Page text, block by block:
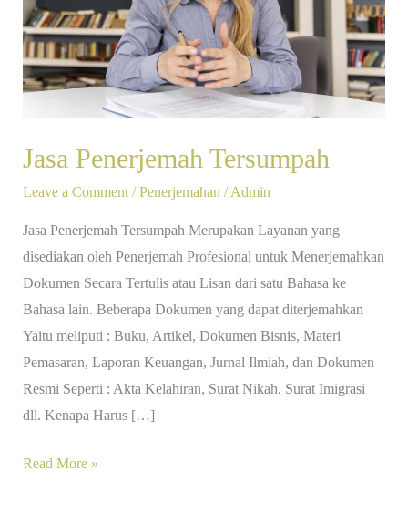
Jasa Penerjemah Tersumpah
Leave a Comment /Penerjemahan /Admin
Jasa Penerjemah Tersumpah Merupakan Layanan yang
disediakan oleh Penerjemah Profesional untuk Menerjemahkan
Dokumen Secara Tertulis atau Lisan dari satu Bahasa ke
Bahasa lain. Beberapa Dokumen yang dapat diterjemahkan
Yaitu meliputi : Buku, Artikel, Dokumen Bisnis, Materi
Pemasaran, Laporan Keuangan, Jurnal Ilmiah, dan Dokumen
Resmi Seperti : Akta Kelahiran, Surat Nikah, Surat Imigrasi
dll. Kenapa Harus […]
Read More »